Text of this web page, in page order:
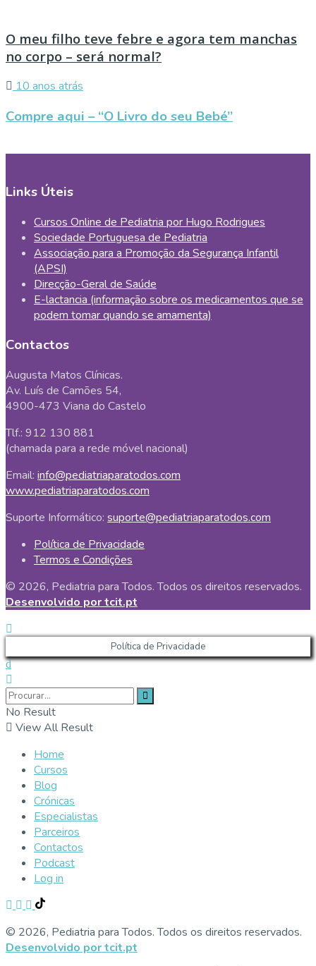
O meu filho teve febre e agora tem manchas
no corpo – será normal?
10 anos atrás
Compre aqui – “O Livro do seu Bebé”
Links Úteis
Cursos Online de Pediatria por Hugo Rodrigues
Sociedade Portuguesa de Pediatria
Associação para a Promoção da Segurança Infantil
(APSI)
Direcção-Geral de Saúde
E-lactancia (informação sobre os medicamentos que se
podem tomar quando se amamenta)
Contactos
Augusta Matos Clínicas.
Av. Luís de Camões 54,
4900-473 Viana do Castelo
Tlf.: 912 130 881
(chamada para a rede móvel nacional)
Email: info@pediatriaparatodos.com
www.pediatriaparatodos.com
Suporte Informático: suporte@pediatriaparatodos.com
Política de Privacidade
Termos e Condições
© 2026, Pediatria para Todos. Todos os direitos reservados.
Desenvolvido por tcit.pt
Política de Privacidade
No Result
View All Result
Home
Cursos
Blog
Crónicas
Especialistas
Parceiros
Contactos
Podcast
Log in
© 2026, Pediatria para Todos. Todos os direitos reservados.
Desenvolvido por tcit.pt